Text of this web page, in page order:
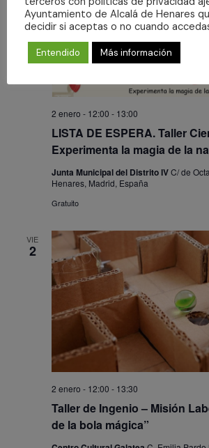
LISTA DE ESPERA. Taller
Experimenta la magia de la
2 enero - 12:00 - 13:00
Junta Municipal del Distrito IVC/ de
Henares, Madrid, España
Gratuito
VIE
2
Taller de Ingenio – Misión
de la bola mágica”
2 enero - 12:00 - 13:30
Ayuntamiento de Alcalá de Henares
decidir si aceptas o no cuando
Entendido Más información